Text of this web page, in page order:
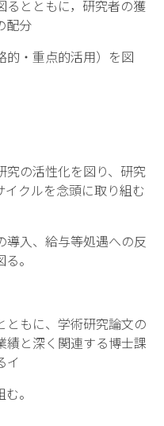
るとともに，研究者の獲
配分
・重点的活用）を図
の活性化を図り、研究
クルを念頭に取り組む
入、給与等処遇への反
。
もに、学術研究論文の
績と深く関連する博士課
イ
。